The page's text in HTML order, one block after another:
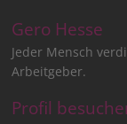
Gero Hesse
Jeder Mensch
Arbeitgeber.
Profil